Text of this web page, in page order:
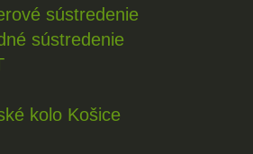
sústredenie
sústredenie
kolo Košice